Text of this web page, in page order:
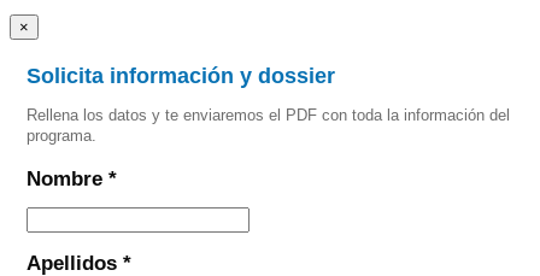
×
Solicita información y dossier
Rellena los datos y te enviaremos el PDF con toda la información del
programa.
Nombre *
Apellidos *